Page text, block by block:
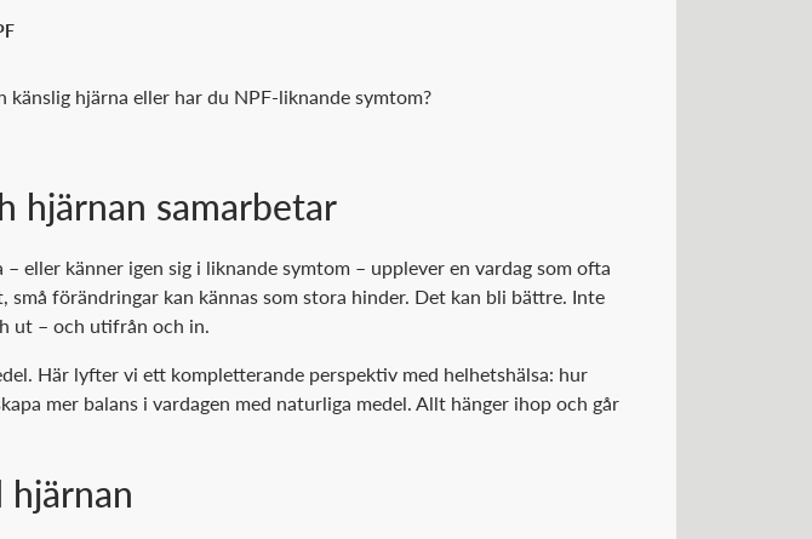
hjärna eller har du NPF-liknande symtom?
hjärnan samarbetar
eller känner igen sig i liknande symtom – upplever en vardag som ofta
förändringar kan kännas som stora hinder. Det kan bli bättre. Inte
ut – och utifrån och in.
Här lyfter vi ett kompletterande perspektiv med helhetshälsa: hur
mer balans i vardagen med naturliga medel. Allt hänger ihop och går